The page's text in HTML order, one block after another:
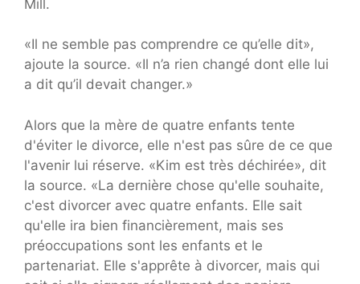
Mill.
«Il ne semble pas comprendre ce qu’elle dit»,
ajoute la source. «Il n’a rien changé dont elle lui
a dit qu’il devait changer.»
Alors que la mère de quatre enfants tente
d'éviter le divorce, elle n'est pas sûre de ce que
l'avenir lui réserve. «Kim est très déchirée», dit
la source. «La dernière chose qu'elle souhaite,
c'est divorcer avec quatre enfants. Elle sait
qu'elle ira bien financièrement, mais ses
préoccupations sont les enfants et le
partenariat. Elle s'apprête à divorcer, mais qui